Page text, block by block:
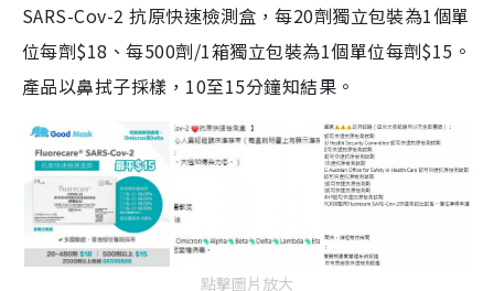
SARS-Cov-2 抗原快速檢測盒，每20劑獨立包裝為1個單
位每劑$18、每500劑/1箱獨立包裝為1個單位每劑$15。
產品以鼻拭子採樣，10至15分鐘知結果。
點擊圖片放大